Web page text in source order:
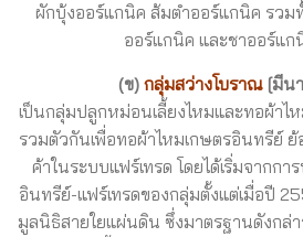
ผักบุ้งออร์แกนิค ส้มตำออร์แกนิค รวม
ออร์แกนิค และชาออร์แก
(ข) กลุ่มสว่างโบราณ[มีน
เป็นกลุ่มปลูกหม่อนเลี้ยงไหมและทอผ้า
รวมตัวกันเพื่อทอผ้าไหมเกษตรอินทรีย์
ค้าในระบบแฟร์เทรด โดยได้เริ่มจากก
อินทรีย์-แฟร์เทรดของกลุ่มตั้งแต่เมื่อปี
มูลนิธิสายใยแผ่นดิน ซึ่งมาตรฐานดังกล่